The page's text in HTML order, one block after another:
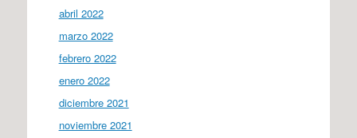
abril 2022
marzo 2022
febrero 2022
enero 2022
diciembre 2021
noviembre 2021